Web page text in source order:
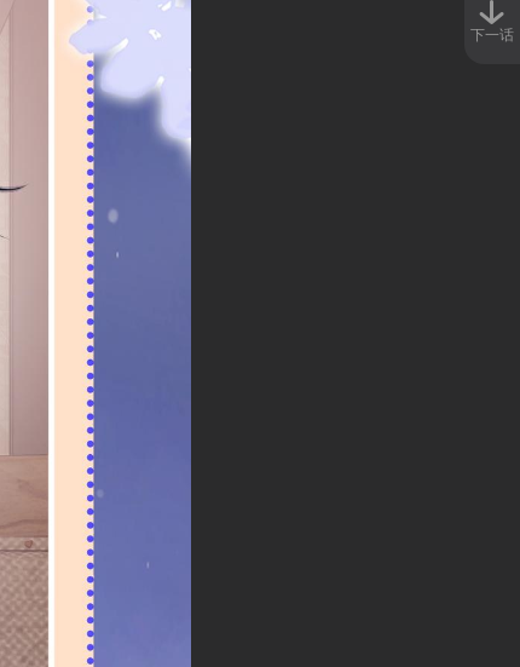
下一话